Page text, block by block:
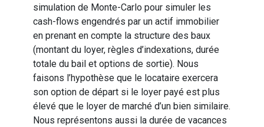
simulation de Monte-Carlo pour simuler les
cash-flows engendrés par un actif immobilier
en prenant en compte la structure des baux
(montant du loyer, règles d’indexations, durée
totale du bail et options de sortie). Nous
faisons l’hypothèse que le locataire exercera
son option de départ si le loyer payé est plus
élevé que le loyer de marché d’un bien similaire.
Nous représentons aussi la durée de vacances